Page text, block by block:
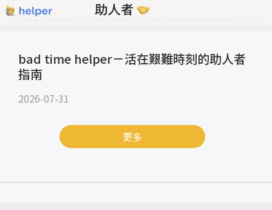
bad time helper－活在艱難時刻的助人者
指南
2026-07-31
更多